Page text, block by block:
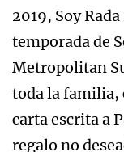
2019, Soy
temporada de
Metropolitan
toda la familia,
carta escrita a
regalo no